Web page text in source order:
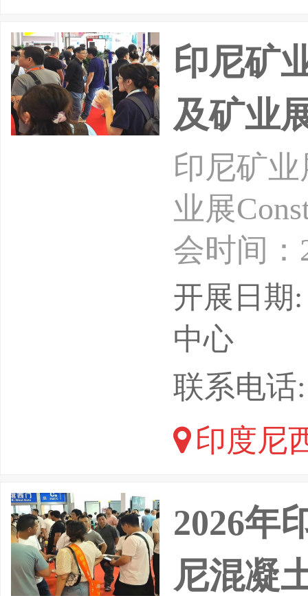
印尼矿
及矿业
印尼矿
业展
会时间：
周期：
印尼
国际展
办，
开展日期
中心
联系电话
印度尼
2026年
尼混凝